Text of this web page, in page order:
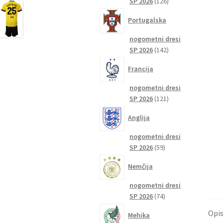
Opis
Portugalska
nogometni dresi
SP 2026 142142
Francija
nogometni dresi
SP 2026 121121
Anglija
nogometni dresi
SP 2026 5959
Nemčija
nogometni dresi
SP 2026 7474
Mehika